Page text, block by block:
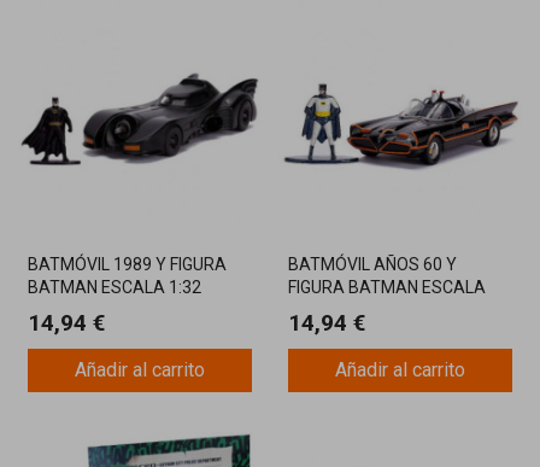
BATMÓVIL 1989 Y FIGURA
BATMAN ESCALA 1:32
14,94 €
Añadir al carrito
BATMÓVIL AÑOS 60 Y
FIGURA BATMAN ESCALA
14,94 €
Añadir al carrito